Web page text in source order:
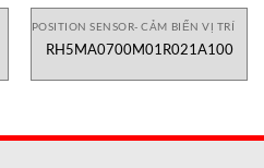
POSITION SENSOR- CẢM BIẾN VỊ TRÍ
RH5MA0700M01R021A100